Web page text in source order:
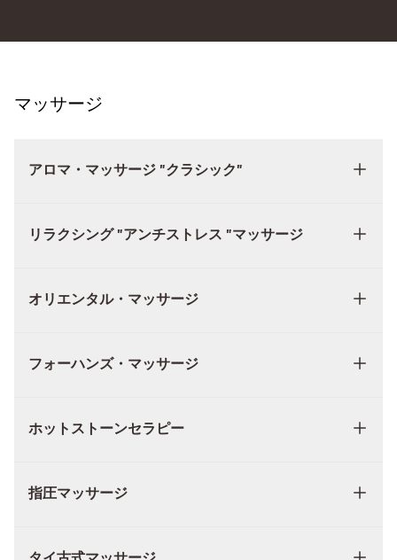
マッサージ
アロマ・マッサージ "クラシック"
リラクシング "アンチストレス "マッサージ
オリエンタル・マッサージ
フォーハンズ・マッサージ
ホットストーンセラピー
指圧マッサージ